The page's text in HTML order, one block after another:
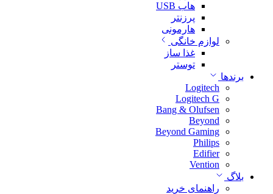
هاب USB
پرزنتر
هارمونی
لوازم خانگی
غذا ساز
توستر
برندها
Logitech
Logitech G
Bang & Olufsen
Beyond
Beyond Gaming
Philips
Edifier
Vention
بلاگ
راهنمای خرید